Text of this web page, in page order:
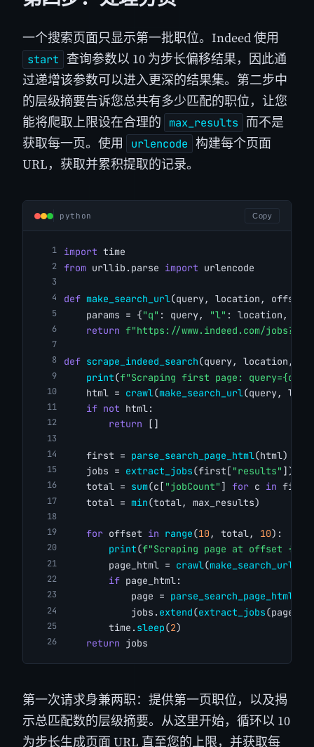
一个搜索页面只显示第一批职位。Indeed 使用
start
查询参数以 10 为步长偏移结果，因此通
过递增该参数可以进入更深的结果集。第二步中
的层级摘要告诉您总共有多少匹配的职位，让您
能将爬取上限设在合理的
max_results
而不是
获取每一页。使用
urlencode 构建每个页面
URL，获取并累积提取的记录。
python Copy
import time
from urllib.parse import urlencode
def make_search_url(query, location,
    params = {
"q" : query, "l" : location,
return f"https://www.indeed.com/
def scrape_indeed_search(query, location,
print(f"Scraping first page:
    html =
crawl(make_search_url(query,
if not html:
return []
    first =
parse_search_page_html(html)
    jobs =
extract_jobs(first[ "results" ])
    total =
sum(c[ "jobCount" ] for c in
    total =
min(total, max_results)
for offset in range(10 , total, 10):
print(f"Scraping page at offset
        page_html =
crawl(make_search_url
if page_html:
            page =
parse_search_page_html
            jobs.
extend(extract_jobs(page[
        time.
sleep(2)
return jobs
第一次请求身兼两职：提供第一页职位，以及揭
示总匹配数的层级摘要。从这里开始，循环以 10
为步长生成页面 URL 直至您的上限，并获取每